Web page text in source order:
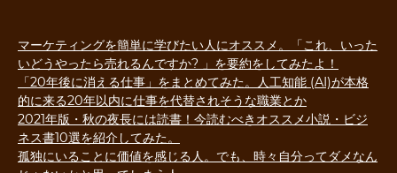
マーケティングを簡単に学びたい人にオススメ。「これ、いった
いどうやったら売れるんですか? 」を要約をしてみたよ！
「20年後に消える仕事」をまとめてみた。人工知能 (AI)が本格
的に来る20年以内に仕事を代替されそうな職業とか
2021年版・秋の夜長には読書！今読むべきオススメ小説・ビジ
ネス書10選を紹介してみた。
孤独にいることに価値を感じる人。でも、時々自分ってダメなん